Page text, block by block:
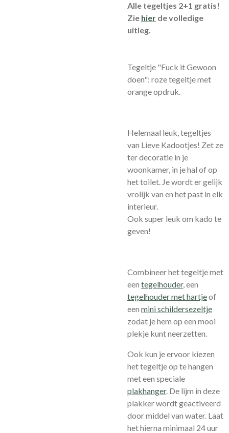
Alle tegeltjes 2+1 gratis!
Zie hier de volledige
uitleg.
Tegeltje "Fuck it Gewoon
doen": roze tegeltje met
orange opdruk.
Helemaal leuk, tegeltjes
van Lieve Kadootjes! Zet ze
ter decoratie in je
woonkamer, in je hal of op
het toilet. Je wordt er gelijk
vrolijk van en het past in elk
interieur.
Ook super leuk om kado te
geven!
Combineer het tegeltje met
een tegelhouder, een
tegelhouder met hartjeof
een mini schildersezeltje
zodat je hem op een mooi
plekje kunt neerzetten.
Ook kun je ervoor kiezen
het tegeltje op te hangen
met een speciale
plakhanger. De lijm in deze
plakker wordt geactiveerd
door middel van water. Laat
het hierna minimaal 24 uur